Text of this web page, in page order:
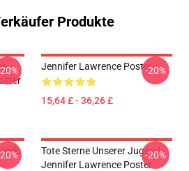
Produkte
Jennifer Lawrence Poster
15,64 £ - 36,26 £
-20%
Tote Sterne Unserer Jugend -
Jennifer Lawrence Poster
-20%